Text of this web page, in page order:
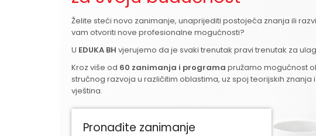
Želite steći novo zanimanje, unaprijediti postojeća znanja ili
vam otvoriti nove profesionalne mogućnosti?
U EDUKA BH vjerujemo da je svaki trenutak pravi trenutak za
Kroz više od 60 zanimanja i programa pružamo mogućnost
stručnog razvoja u različitim oblastima, uz spoj teorijskih znanja
vještina.
Pronađite zanimanje